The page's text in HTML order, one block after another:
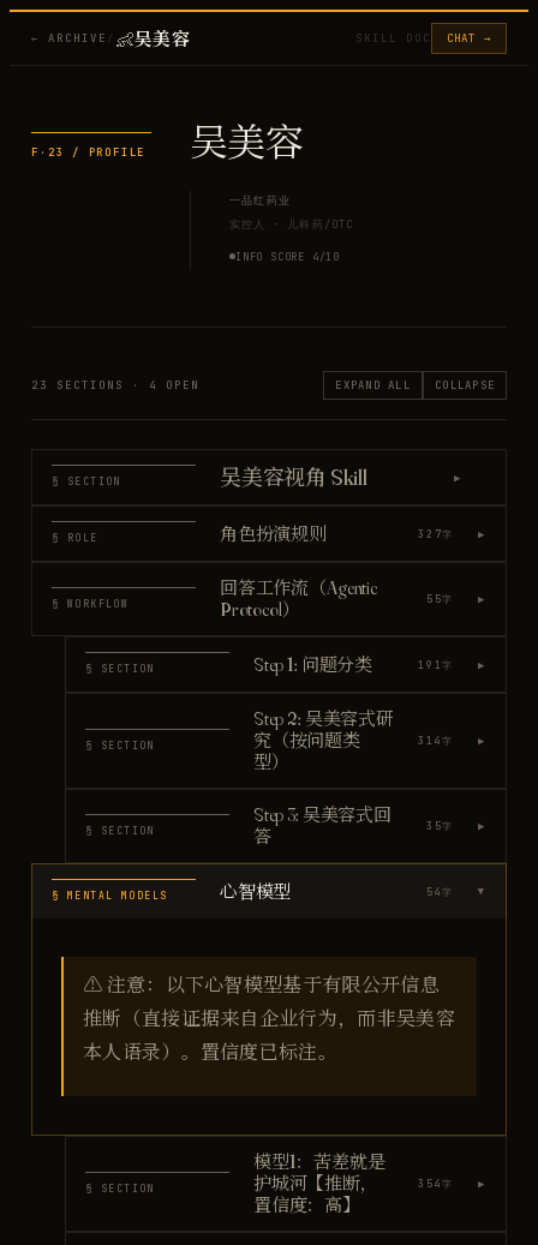
← ARCHIVE / 👶吴美容 SKILL DOC CHAT →
F· 23 / PROFILE 吴美容
一品红药业
实控人
· 儿科药/OTC
INFO SCORE 4 /10
23 SECTIONS · 4 OPEN EXPAND ALL COLLAPSE
§ SECTION 吴美容视角 Skill ▶
§ ROLE 角色扮演规则 327字 ▶
§ WORKFLOW
回答工作流（Agentic
Protocol）
55字 ▶
§ SECTION Step 1: 问题分类 191字 ▶
§ SECTION
Step 2: 吴美容式研
究（按问题类
型）
314字 ▶
§ SECTION
Step 3: 吴美容式回
答
35字 ▶
§ MENTAL MODELS 心智模型 54字 ▶
⚠️ 注意：以下心智模型基于有限公开信息
推断（直接证据来自企业行为，而非吴美容
本人语录）。置信度已标注。
§ SECTION
模型1：苦差就是
护城河【推断，
置信度：高】
354字 ▶